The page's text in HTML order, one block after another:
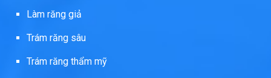
Làm răng giả
Trám răng sâu
Trám răng thẩm mỹ